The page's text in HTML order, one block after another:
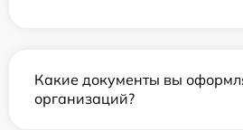
Какие документы вы
организаций?